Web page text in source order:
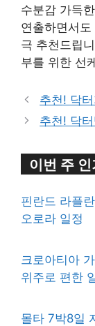
수분감 가득
연출하면서
극 추천드립
부를 위한 선
추천! 닥
추천! 닥
이번 주
핀란드 라플
오로라 일정
크로아티아
위주로 편한
몰타 7박8일